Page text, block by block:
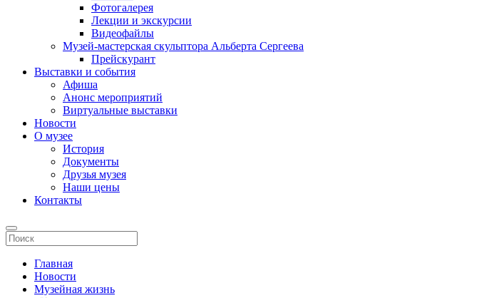
Фотогалерея
Лекции и экскурсии
Видеофайлы
Музей-мастерская скульптора Альберта Сергеева
Прейскурант
Выставки и события
Афиша
Анонс мероприятий
Виртуальные выставки
Новости
О музее
История
Документы
Друзья музея
Наши цены
Контакты
Главная
Новости
Музейная жизнь